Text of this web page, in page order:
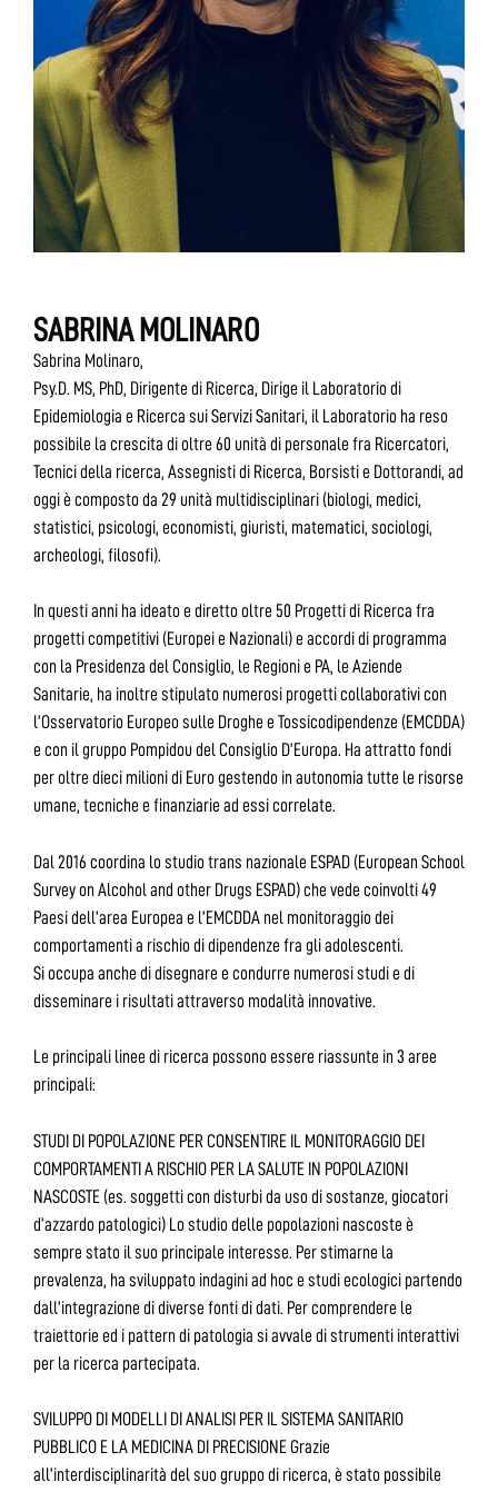
SABRINA MOLINARO
Sabrina Molinaro,
Psy.D. MS, PhD, Dirigente di Ricerca, Dirige il Laboratorio di
Epidemiologia e Ricerca sui Servizi Sanitari, il Laboratorio ha reso
possibile la crescita di oltre 60 unità di personale fra Ricercatori,
Tecnici della ricerca, Assegnisti di Ricerca, Borsisti e Dottorandi, ad
oggi è composto da 29 unità multidisciplinari (biologi, medici,
statistici, psicologi, economisti, giuristi, matematici, sociologi,
archeologi, filosofi).
In questi anni ha ideato e diretto oltre 50 Progetti di Ricerca fra
progetti competitivi (Europei e Nazionali) e accordi di programma
con la Presidenza del Consiglio, le Regioni e PA, le Aziende
Sanitarie, ha inoltre stipulato numerosi progetti collaborativi con
l’Osservatorio Europeo sulle Droghe e Tossicodipendenze (EMCDDA)
e con il gruppo Pompidou del Consiglio D’Europa. Ha attratto fondi
per oltre dieci milioni di Euro gestendo in autonomia tutte le risorse
umane, tecniche e finanziarie ad essi correlate.
Dal 2016 coordina lo studio trans nazionale ESPAD (European School
Survey on Alcohol and other Drugs ESPAD) che vede coinvolti 49
Paesi dell’area Europea e l’EMCDDA nel monitoraggio dei
comportamenti a rischio di dipendenze fra gli adolescenti.
Si occupa anche di disegnare e condurre numerosi studi e di
disseminare i risultati attraverso modalità innovative.
Le principali linee di ricerca possono essere riassunte in 3 aree
principali:
STUDI DI POPOLAZIONE PER CONSENTIRE IL MONITORAGGIO DEI
COMPORTAMENTI A RISCHIO PER LA SALUTE IN POPOLAZIONI
NASCOSTE (es. soggetti con disturbi da uso di sostanze, giocatori
d’azzardo patologici) Lo studio delle popolazioni nascoste è
sempre stato il suo principale interesse. Per stimarne la
prevalenza, ha sviluppato indagini ad hoc e studi ecologici partendo
dall’integrazione di diverse fonti di dati. Per comprendere le
traiettorie ed i pattern di patologia si avvale di strumenti interattivi
per la ricerca partecipata.
SVILUPPO DI MODELLI DI ANALISI PER IL SISTEMA SANITARIO
PUBBLICO E LA MEDICINA DI PRECISIONE Grazie
all’interdisciplinarità del suo gruppo di ricerca, è stato possibile